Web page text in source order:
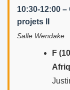
10:30-12:00
projets II
Salle Wendake
F